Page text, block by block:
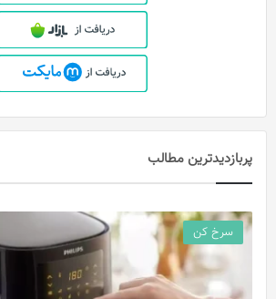
پربازدیدترین مطالب
سرخ کن